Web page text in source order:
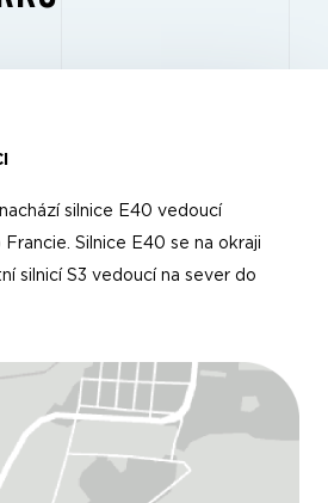
silnice E40 vedoucí
Silnice E40 se na okraji
silnicí S3 vedoucí na sever do